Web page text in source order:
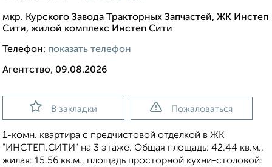
мкр. Курского Завода Тракторных Запчастей, ЖК Инстеп
Сити, жилой комплекс Инстеп Сити
Телефон: показать телефон
Агентство, 09.08.2026
В закладки Пожаловаться
1-комн. квартира с предчистовой отделкой в ЖК
"ИНСТЕП.СИТИ" на 3 этаже. Общая площадь: 42.44 кв.м.,
жилая: 15.56 кв.м., площадь просторной кухни-столовой: